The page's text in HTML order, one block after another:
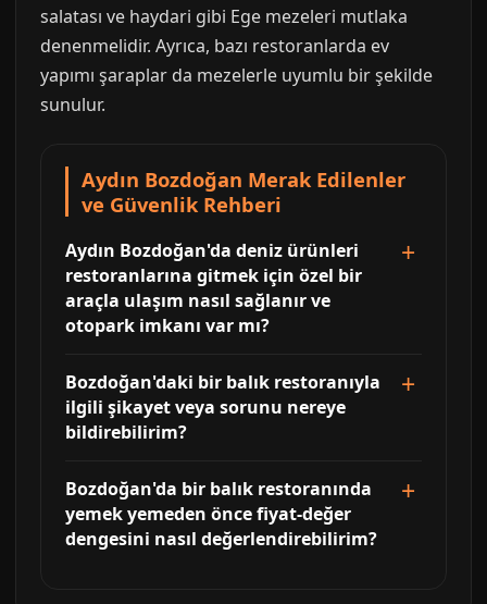
salatası ve haydari gibi Ege mezeleri mutlaka
denenmelidir. Ayrıca, bazı restoranlarda ev
yapımı şaraplar da mezelerle uyumlu bir şekilde
sunulur.
Aydın Bozdoğan Merak Edilenler
ve Güvenlik Rehberi
Aydın Bozdoğan'da deniz ürünleri
restoranlarına gitmek için özel bir
araçla ulaşım nasıl sağlanır ve
otopark imkanı var mı?
Bozdoğan'daki bir balık restoranıyla
ilgili şikayet veya sorunu nereye
bildirebilirim?
Bozdoğan'da bir balık restoranında
yemek yemeden önce fiyat-değer
dengesini nasıl değerlendirebilirim?